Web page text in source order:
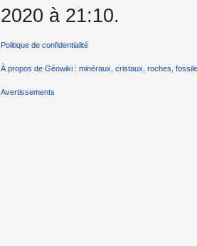
2020 à 21:10.
Politique de confidentialité
À propos de Géowiki : minéraux, cristaux, roches,
Avertissements